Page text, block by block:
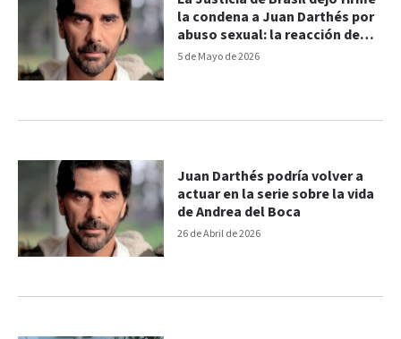
5 de Mayo de 2026
la condena a Juan Darthés por
abuso sexual: la reacción de
Thelma Fardin
26 de Abril de 2026
Juan Darthés podría volver a
actuar en la serie sobre la vida
de Andrea del Boca